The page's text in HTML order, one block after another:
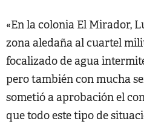
«En la colonia El Mirador,
zona aledaña al cuartel
focalizado de agua
pero también con mucha
sometió a aprobación el
que todo este tipo de